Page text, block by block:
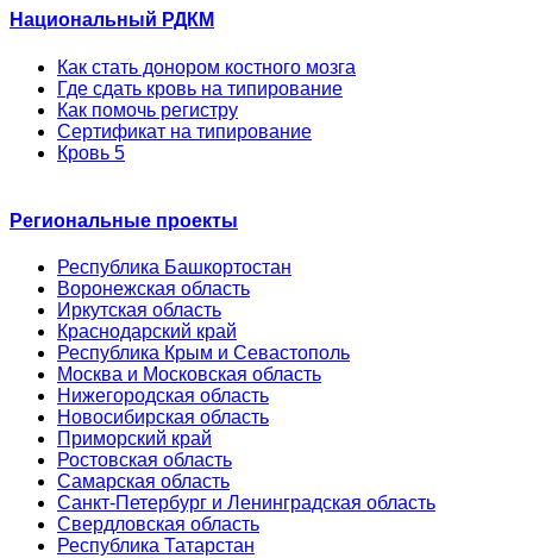
Национальный РДКМ
Как стать донором костного мозга
Где сдать кровь на типирование
Как помочь регистру
Сертификат на типирование
Кровь 5
Региональные проекты
Республика Башкортостан
Воронежская область
Иркутская область
Краснодарский край
Республика Крым и Севастополь
Москва и Московская область
Нижегородская область
Новосибирская область
Приморский край
Ростовская область
Самарская область
Санкт-Петербург и Ленинградская область
Свердловская область
Республика Татарстан